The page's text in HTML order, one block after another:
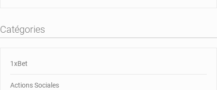
Catégories
1xBet
Actions Sociales